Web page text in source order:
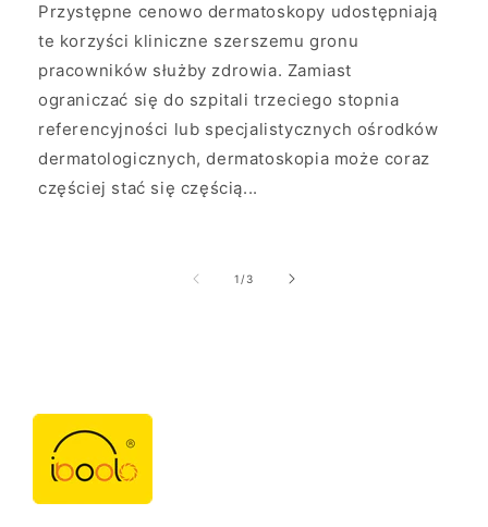
Przystępne cenowo dermatoskopy udostępniają
te korzyści kliniczne szerszemu gronu
pracowników służby zdrowia. Zamiast
ograniczać się do szpitali trzeciego stopnia
referencyjności lub specjalistycznych ośrodków
dermatologicznych, dermatoskopia może coraz
częściej stać się częścią...
1 /z3